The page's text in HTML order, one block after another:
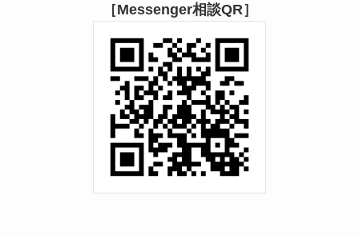
［Messenger相談QR］